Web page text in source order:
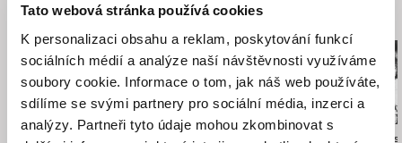
Tato webová stránka používá cookies
K personalizaci obsahu a reklam, poskytování funkcí
sociálních médií a analýze naší návštěvnosti využíváme
soubory cookie. Informace o tom, jak náš web používáte,
sdílíme se svými partnery pro sociální média, inzerci a
analýzy. Partneři tyto údaje mohou zkombinovat s
mobil: ---
office@sixpackfilm.com
Související filmy (20)
Peter